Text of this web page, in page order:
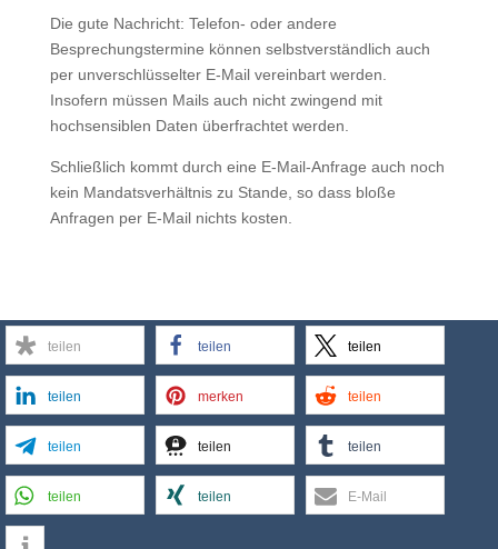
Die gute Nachricht: Telefon- oder andere
Besprechungstermine können selbstverständlich auch
per unverschlüsselter E-Mail vereinbart werden.
Insofern müssen Mails auch nicht zwingend mit
hochsensiblen Daten überfrachtet werden.
Schließlich kommt durch eine E-Mail-Anfrage auch noch
kein Mandatsverhältnis zu Stande, so dass bloße
Anfragen per E-Mail nichts kosten.
teilen teilen teilen
teilen merken teilen
teilen teilen teilen
teilen teilen E-Mail